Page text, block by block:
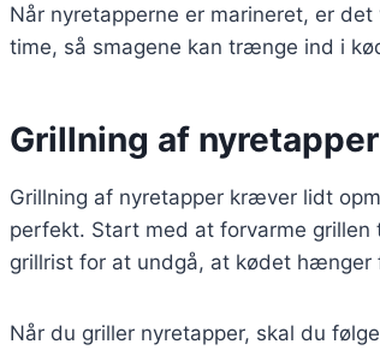
Når nyretapperne er marineret, er
time, så smagene kan trænge ind i
Grillning af
Grillning af nyretapper kræver lidt
perfekt. Start med at forvarme
grillrist for at undgå, at kødet hænger
Når du griller nyretapper, skal du